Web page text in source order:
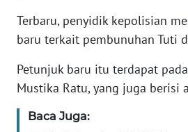
Terbaru, penyidik kepolisian
baru terkait pembunuhan Tuti
Petunjuk baru itu terdapat
Mustika Ratu, yang juga berisi
Baca Juga:
SIBER
KARIR